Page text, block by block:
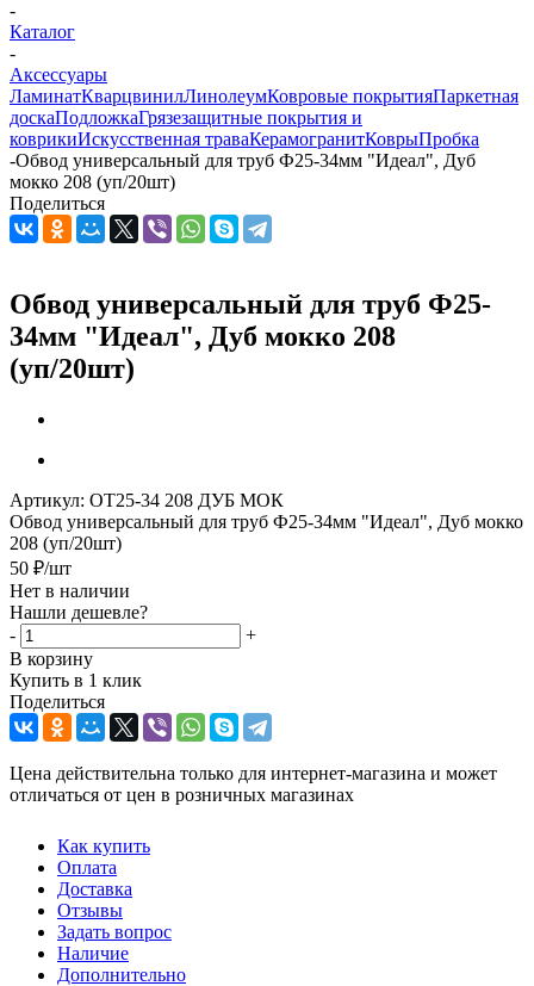
-
Каталог
-
Аксессуары
ЛаминатКварцвинилЛинолеумКовровые покрытияПаркетная
доскаПодложкаГрязезащитные покрытия и
коврикиИскусственная траваКерамогранитКоврыПробка
-Обвод универсальный для труб Ф25-34мм "Идеал", Дуб
мокко 208 (уп/20шт)
Поделиться
Обвод универсальный для труб Ф25-
34мм "Идеал", Дуб мокко 208
(уп/20шт)
Артикул: ОТ25-34 208 ДУБ МОК
Обвод универсальный для труб Ф25-34мм "Идеал", Дуб мокко
208 (уп/20шт)
50 ₽/шт
Нет в наличии
Нашли дешевле?
-
+
В корзину
Купить в 1 клик
Поделиться
Цена действительна только для интернет-магазина и может
отличаться от цен в розничных магазинах
Как купить
Оплата
Доставка
Отзывы
Задать вопрос
Наличие
Дополнительно